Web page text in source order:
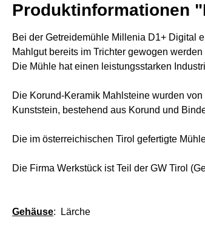
Produktinformationen
Bei der Getreidemühle Millenia D1+ Digital
Mahlgut bereits im Trichter gewogen werden
Die Mühle hat einen leistungsstarken
Die Korund-Keramik Mahlsteine wurden
Kunststein, bestehend aus Korund und
Die im österreichischen Tirol gefertigte
Die Firma Werkstück ist Teil der GW Tirol
Gehäuse: Lärche